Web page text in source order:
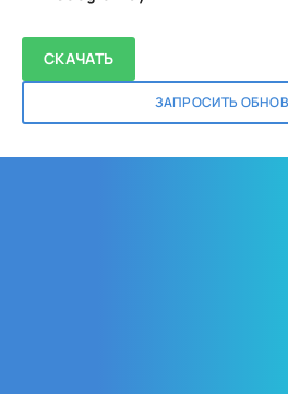
СКАЧАТЬ
ЗАПРОСИТЬ